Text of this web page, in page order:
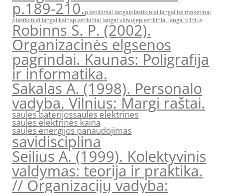
p.189-210. plastikiniai langaiplastikiniai langai issimoketinai
plastikiniai langai kainaplastikiniai langai vilniujeplastikiniai langai vilnius
Robinns S. P. (2002).
Organizacinės elgsenos
pagrindai. Kaunas: Poligrafija
ir informatika.
Sakalas A. (1998). Personalo
vadyba. Vilnius: Margi raštai.
saules baterijossaules elektrines
saulės elektrinės kaina
saulės energijos panaudojimas
savidisciplina
Seilius A. (1999). Kolektyvinis
valdymas: teorija ir praktika.
// Organizacijų vadyba: